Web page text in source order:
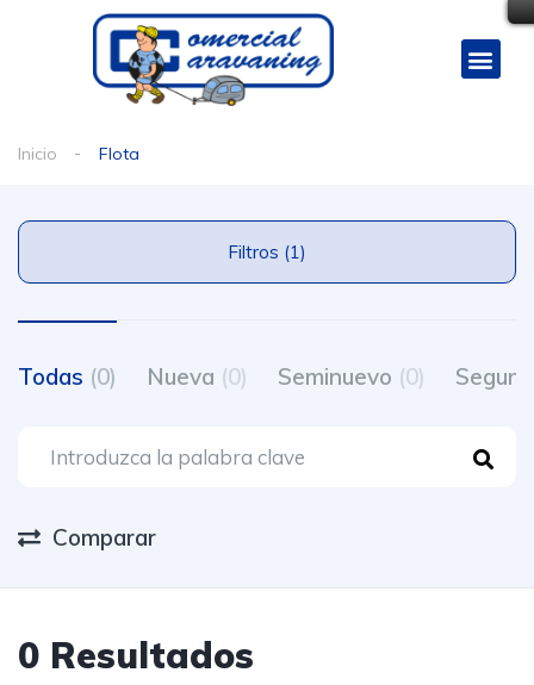
Inicio Flota
Filtros (1)
Todas (0) Nueva (0) Seminuevo (0)
Comparar
0 Resultados